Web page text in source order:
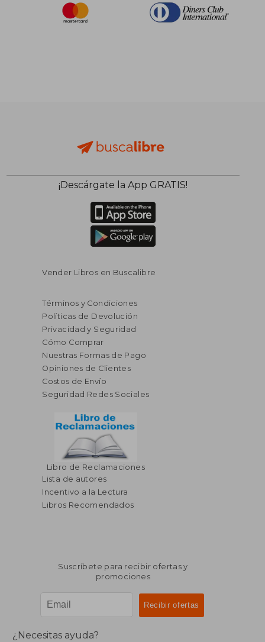
40% $ 99.79
$ 59.87
40%
dcto.
45%
dcto.
$ 43.74
$ 24.06
¡Descárgate la App GRATIS!
Vender Libros en Buscalibre
Términos y Condiciones
Políticas de Devolución
Privacidad y Seguridad
Cómo Comprar
Nuestras Formas de Pago
Opiniones de Clientes
Costos de Envío
Seguridad Redes Sociales
Libro de Reclamaciones
Lista de autores
Incentivo a la Lectura
Libros Recomendados
Suscríbete para recibir ofertas y
promociones
¿Necesitas ayuda?